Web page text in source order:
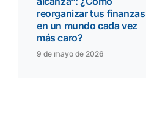
reorganizar tus finanzas
en un mundo cada vez
más caro?
9 de mayo de 2026